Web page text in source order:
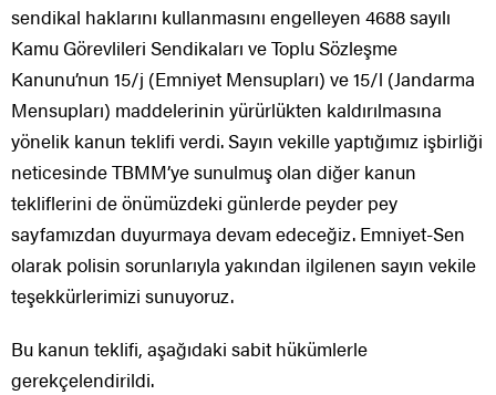
sendikal haklarını kullanmasını engelleyen 4688 sayılı
Kamu Görevlileri Sendikaları ve Toplu Sözleşme
Kanunu’nun 15/j (Emniyet Mensupları) ve 15/l (Jandarma
Mensupları) maddelerinin yürürlükten kaldırılmasına
yönelik kanun teklifi verdi. Sayın vekille yaptığımız işbirliği
neticesinde TBMM’ye sunulmuş olan diğer kanun
tekliflerini de önümüzdeki günlerde peyder pey
sayfamızdan duyurmaya devam edeceğiz. Emniyet-Sen
olarak polisin sorunlarıyla yakından ilgilenen sayın vekile
teşekkürlerimizi sunuyoruz.
Bu kanun teklifi, aşağıdaki sabit hükümlerle
gerekçelendirildi.